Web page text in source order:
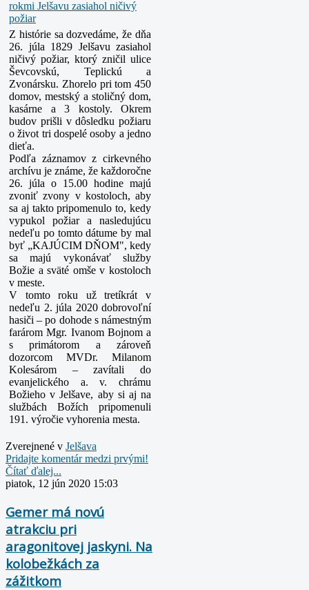
Z histórie sa dozvedáme, že dňa
26. júla 1829 Jelšavu zasiahol
ničivý požiar, ktorý zničil ulice
Ševcovskú, Teplickú a
Zvonársku. Zhorelo pri tom 450
domov, mestský a stoličný dom,
kasárne a 3 kostoly. Okrem
budov prišli v dôsledku požiaru
o život tri dospelé osoby a jedno
dieťa.
Podľa záznamov z cirkevného
archívu je známe, že každoročne
26. júla o 15.00 hodine majú
zvoniť zvony v kostoloch, aby
sa aj takto pripomenulo to, kedy
vypukol požiar a nasledujúcu
nedeľu po tomto dátume by mal
byť „KAJÚCIM DŇOM", kedy
sa majú vykonávať služby
Božie a sväté omše v kostoloch
v meste.
V tomto roku už tretíkrát v
nedeľu 2. júla 2020 dobrovoľní
hasiči – po dohode s námestným
farárom Mgr. Ivanom Bojnom a
s primátorom a zároveň
dozorcom MVDr. Milanom
Kolesárom – zavítali do
evanjelického a. v. chrámu
Božieho v Jelšave, aby si aj na
službách Božích pripomenuli
191. výročie vyhorenia mesta.
Zverejnené v Jelšava
Pridajte komentár medzi prvými!
Čítať ďalej...
piatok, 12 jún 2020 15:03
Gemer má novú
atrakciu pri
aragonitovej jaskyni. Na
kolobežkách za
zážitkom